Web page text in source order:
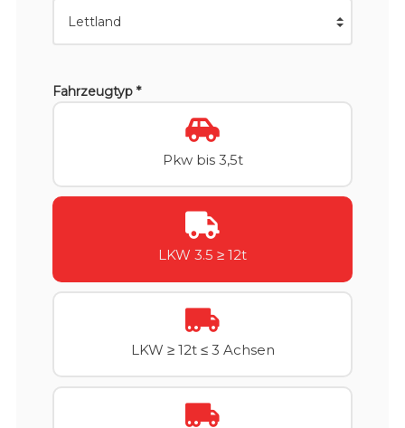
Fahrzeugtyp *
Pkw bis 3,5t
LKW 3.5 ≥ 12t
LKW ≥ 12t ≤ 3 Achsen